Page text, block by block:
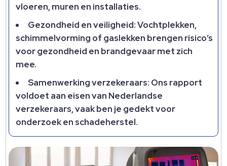
vloeren, muren en installaties.​
Gezondheid en veiligheid: Vochtplekken,
schimmelvorming of gaslekken brengen risico’s
voor gezondheid en brandgevaar met zich
mee.​
Samenwerking verzekeraars: Ons rapport
voldoet aan eisen van Nederlandse
verzekeraars, vaak ben je gedekt voor
onderzoek en schadeherstel.​